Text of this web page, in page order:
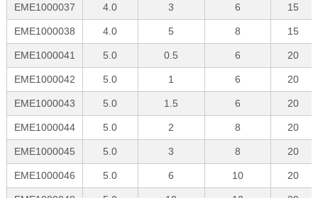
EME1000037 4.0 3 6 15
EME1000038 4.0 5 8 15
EME1000041 5.0 0.5 6 20
EME1000042 5.0 1 6 20
EME1000043 5.0 1.5 6 20
EME1000044 5.0 2 8 20
EME1000045 5.0 3 8 20
EME1000046 5.0 6 10 20